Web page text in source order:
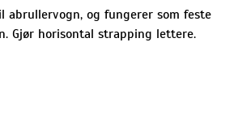
abrullervogn, og fungerer som feste
Gjør horisontal strapping lettere.